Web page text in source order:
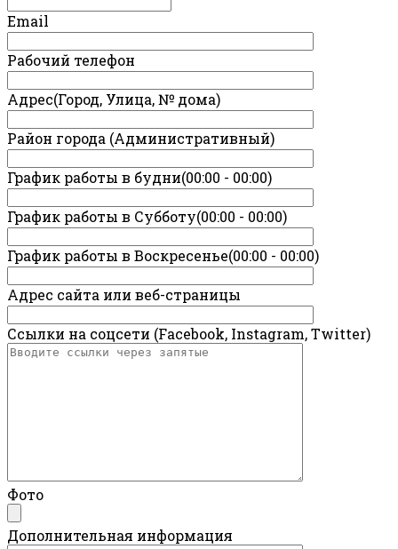
Email
Рабочий телефон
Адрес(Город, Улица, № дома)
Район города (Административный)
График работы в будни(00:00 - 00:00)
График работы в Субботу(00:00 - 00:00)
График работы в Воскресенье(00:00 - 00:00)
Адрес сайта или веб-страницы
Ссылки на соцсети (Facebook, Instagram, Twitter)
Фото
Дополнительная информация